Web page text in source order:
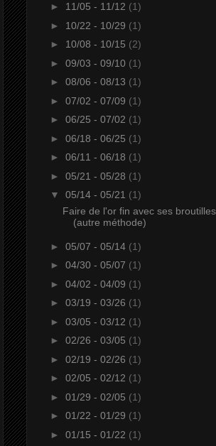
► 11/05 - 11/12 (1)
► 10/22 - 10/29 (1)
► 10/08 - 10/15 (2)
► 09/03 - 09/10 (1)
► 08/06 - 08/13 (1)
► 07/02 - 07/09 (1)
► 06/25 - 07/02 (1)
► 06/18 - 06/25 (1)
► 06/11 - 06/18 (1)
► 05/21 - 05/28 (1)
▼ 05/14 - 05/21 (1)
Faire de l'or fin avec ses broutilles
(autre méthode)
► 05/07 - 05/14 (1)
► 04/30 - 05/07 (1)
► 04/02 - 04/09 (1)
► 03/19 - 03/26 (1)
► 03/05 - 03/12 (1)
► 02/26 - 03/05 (1)
► 02/19 - 02/26 (1)
► 02/05 - 02/12 (1)
► 01/29 - 02/05 (1)
► 01/22 - 01/29 (1)
► 01/15 - 01/22 (1)